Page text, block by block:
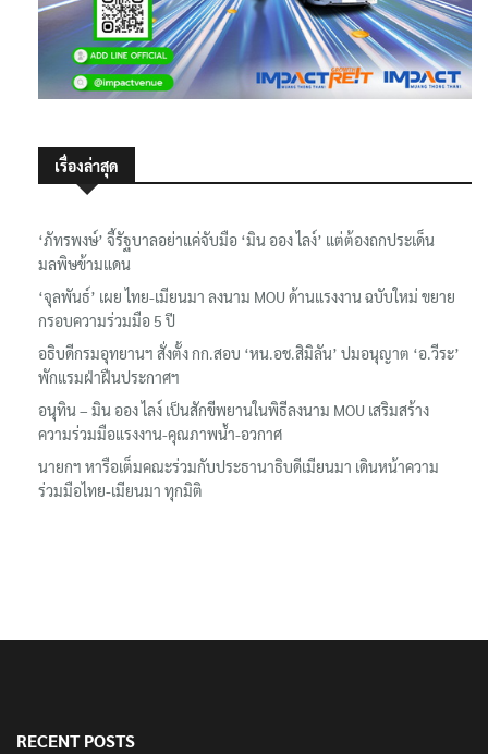
เรื่องล่าสุด
‘ภัทรพงษ์’ จี้รัฐบาลอย่าแค่จับมือ ‘มิน ออง ไลง์’ แต่ต้องถกประเด็น
มลพิษข้ามแดน
‘จุลพันธ์’ เผย ไทย-เมียนมา ลงนาม MOU ด้านแรงงาน ฉบับใหม่ ขยาย
กรอบความร่วมมือ 5 ปี
อธิบดีกรมอุทยานฯ​ สั่งตั้ง กก.สอบ ‘หน.อช.สิมิลัน’ ปมอนุญาต ‘อ.วีระ’
พักแรมฝ่าฝืนประกาศฯ
อนุทิน – มิน ออง ไลง์ เป็นสักขีพยานในพิธีลงนาม MOU เสริมสร้าง
ความร่วมมือแรงงาน-คุณภาพน้ำ-อวกาศ
นายกฯ หารือเต็มคณะร่วมกับประธานาธิบดีเมียนมา เดินหน้าความ
ร่วมมือไทย-เมียนมา ทุกมิติ
RECENT POSTS